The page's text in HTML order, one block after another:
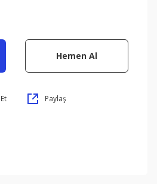
Hemen Al
Paylaş